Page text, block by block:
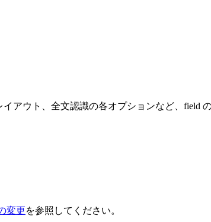
アウト、全文認識の各オプションなど、field
変更を参照してください。